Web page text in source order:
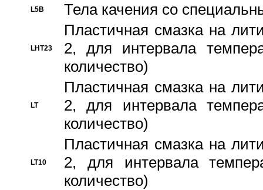
L5B Тела качения со
LHT23
Пластичная смазка на
2, для интервала
количество)
LT
Пластичная смазка на
2, для интервала
количество)
LT10
Пластичная смазка на
2, для интервала
количество)